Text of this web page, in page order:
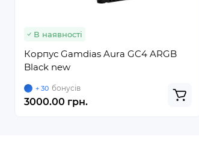
В наявності
Корпус Gamdias Aura GC4 ARGB
Black new
+ 30 бонусів
3000.00 грн.